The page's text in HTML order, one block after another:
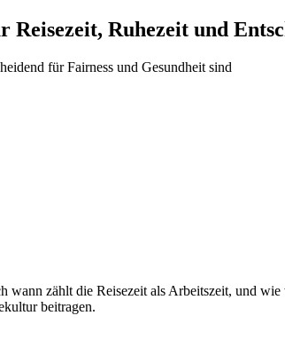
Ruhezeit und
für Fairness und Gesundheit sind
wann zählt die Reisezeit als Arbeitszeit, und
beitragen.